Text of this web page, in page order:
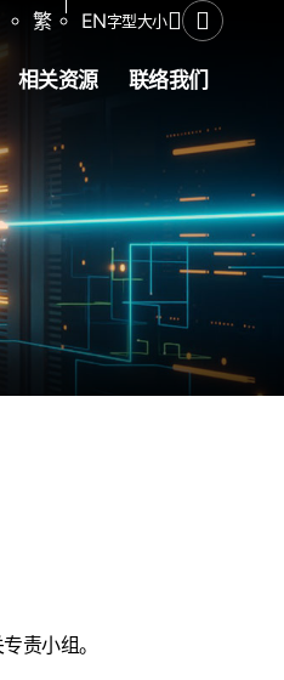
繁 EN字型大小分享打开搜寻
相关资源 联络我们
责小组。